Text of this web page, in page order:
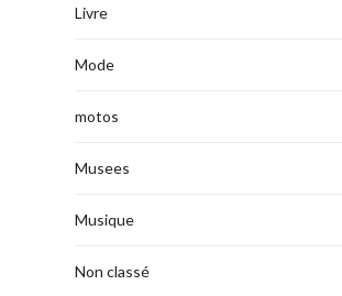
Livre
Mode
motos
Musees
Musique
Non classé